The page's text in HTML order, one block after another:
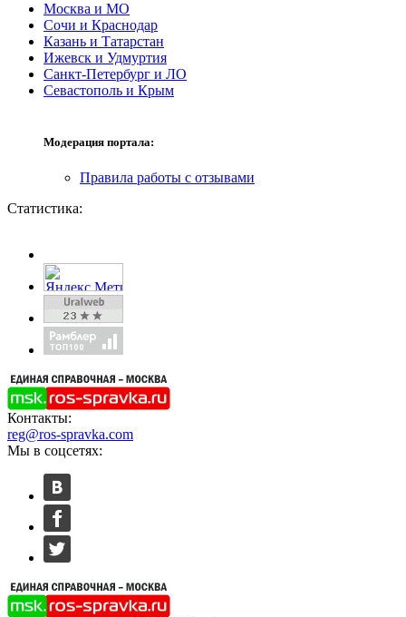
Москва и МО
Сочи и Краснодар
Казань и Татарстан
Ижевск и Удмуртия
Санкт-Петербург и ЛО
Севастополь и Крым
Модерация портала:
Правила работы с отзывами
Статистика:
Контакты:
reg@ros-spravka.com
Мы в соцсетях: